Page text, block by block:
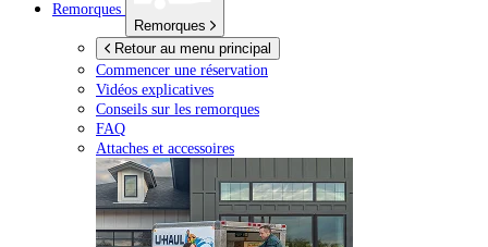
Remorques
Remorques
Retour au menu principal
Commencer une réservation
Vidéos explicatives
Conseils sur les remorques
FAQ
Attaches et accessoires